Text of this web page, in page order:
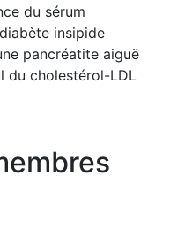
du sérum
insipide
pancréatite aiguë
du cholestérol-LDL